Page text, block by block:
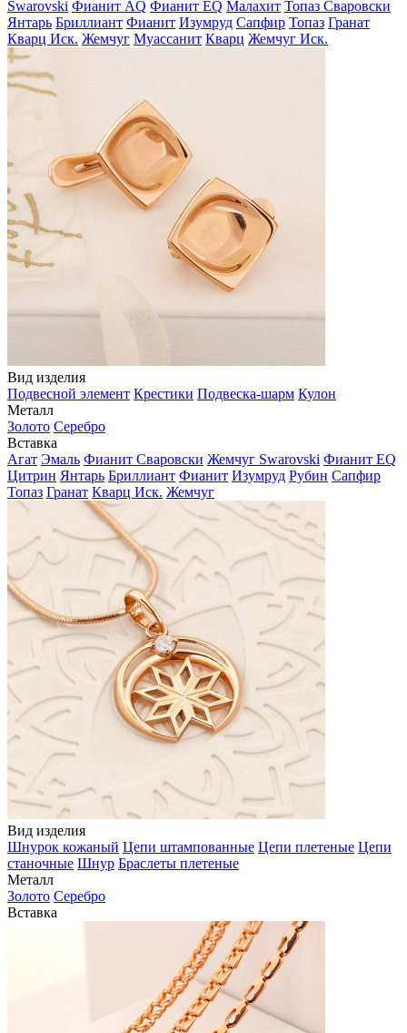
Swarovski Фианит AQ Фианит EQ Малахит Топаз Сваровски
Янтарь Бриллиант Фианит Изумруд Сапфир Топаз Гранат
Кварц Иск. Жемчуг Муассанит Кварц Жемчуг Иск.
Вид изделия
Подвесной элемент Крестики Подвеска-шарм Кулон
Металл
Золото Серебро
Вставка
Агат Эмаль Фианит Сваровски Жемчуг Swarovski Фианит EQ
Цитрин Янтарь Бриллиант Фианит Изумруд Рубин Сапфир
Топаз Гранат Кварц Иск. Жемчуг
Вид изделия
Шнурок кожаный Цепи штампованные Цепи плетеные Цепи
станочные Шнур Браслеты плетеные
Металл
Золото Серебро
Вставка